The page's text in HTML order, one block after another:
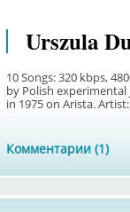
Urszula
10 Songs: 320 kbps,
by Polish experimental
in 1975 on Arista.
Комментарии (1)